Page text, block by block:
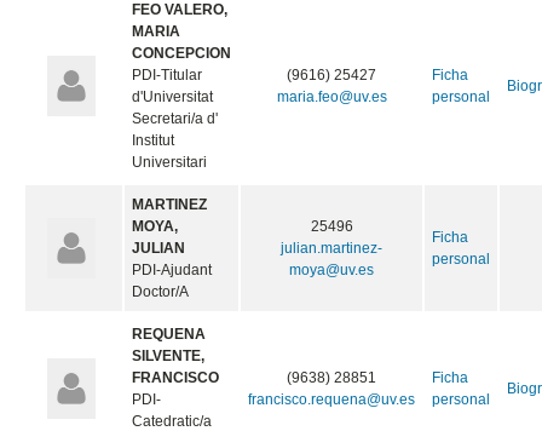
FEO VALERO,
MARIA
CONCEPCION
PDI-Titular
d'Universitat
Secretari/a d'
Institut
Universitari
(9616) 25427
maria.feo@uv.es
Ficha
personal
MARTINEZ
MOYA,
JULIAN
PDI-Ajudant
Doctor/A
25496
julian.martinez-
moya@uv.es
Ficha
personal
REQUENA
SILVENTE,
FRANCISCO
PDI-
Catedratic/a
(9638) 28851
francisco.requena@uv.es
Ficha
personal